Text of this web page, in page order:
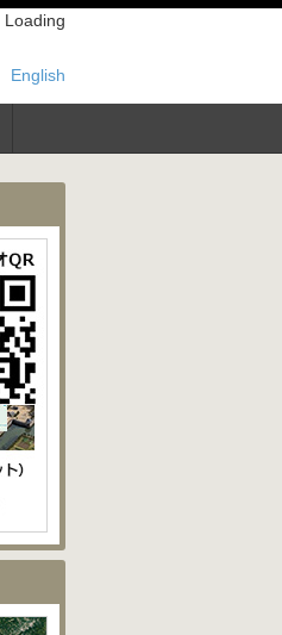
Loading
English